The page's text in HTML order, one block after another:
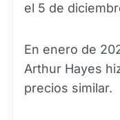
el 5 de
En enero de
Arthur Hayes
precios similar.